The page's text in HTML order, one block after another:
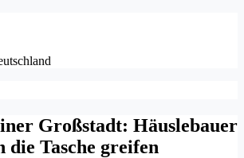
Großstadt: Häuslebauer
die Tasche greifen